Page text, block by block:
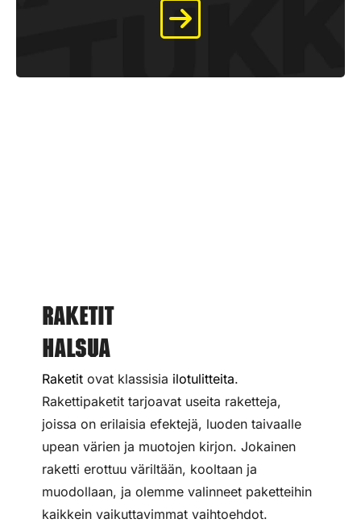
Raketit
Halsua
Raketit ovat klassisia ilotulitteita.
Rakettipaketit tarjoavat useita raketteja,
joissa on erilaisia efektejä, luoden taivaalle
upean värien ja muotojen kirjon. Jokainen
raketti erottuu väriltään, kooltaan ja
muodollaan, ja olemme valinneet paketteihin
kaikkein vaikuttavimmat vaihtoehdot.